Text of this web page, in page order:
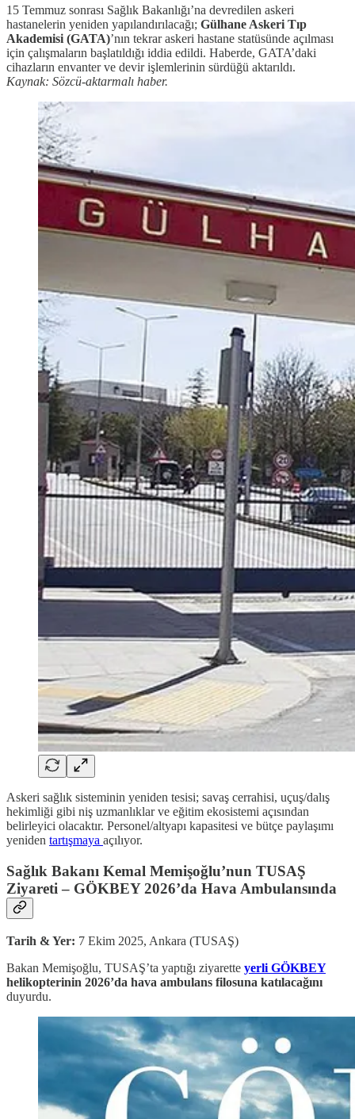
15 Temmuz sonrası Sağlık Bakanlığı’na devredilen askeri
hastanelerin yeniden yapılandırılacağı; Gülhane Askeri Tıp
Akademisi (GATA)’nın tekrar askeri hastane statüsünde açılması
için çalışmaların başlatıldığı iddia edildi. Haberde, GATA’daki
cihazların envanter ve devir işlemlerinin sürdüğü aktarıldı.
Kaynak: Sözcü-aktarmalı haber.
Askeri sağlık sisteminin yeniden tesisi; savaş cerrahisi, uçuş/dalış
hekimliği gibi niş uzmanlıklar ve eğitim ekosistemi açısından
belirleyici olacaktır. Personel/altyapı kapasitesi ve bütçe paylaşımı
yeniden tartışmaya açılıyor.
Sağlık Bakanı Kemal Memişoğlu’nun TUSAŞ
Ziyareti – GÖKBEY 2026’da Hava Ambulansında
Tarih & Yer: 7 Ekim 2025, Ankara (TUSAŞ)
Bakan Memişoğlu, TUSAŞ’ta yaptığı ziyarette yerli GÖKBEY
helikopterinin 2026’da hava ambulans filosuna katılacağını
duyurdu.